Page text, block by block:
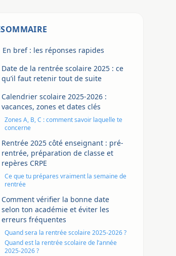
SOMMAIRE
En bref : les réponses rapides
Date de la rentrée scolaire 2025 : ce
qu’il faut retenir tout de suite
Calendrier scolaire 2025-2026 :
vacances, zones et dates clés
Zones A, B, C : comment savoir laquelle te
concerne
Rentrée 2025 côté enseignant : pré-
rentrée, préparation de classe et
repères CRPE
Ce que tu prépares vraiment la semaine de
rentrée
Comment vérifier la bonne date
selon ton académie et éviter les
erreurs fréquentes
Quand sera la rentrée scolaire 2025-2026 ?
Quand est la rentrée scolaire de l’année
2025-2026 ?